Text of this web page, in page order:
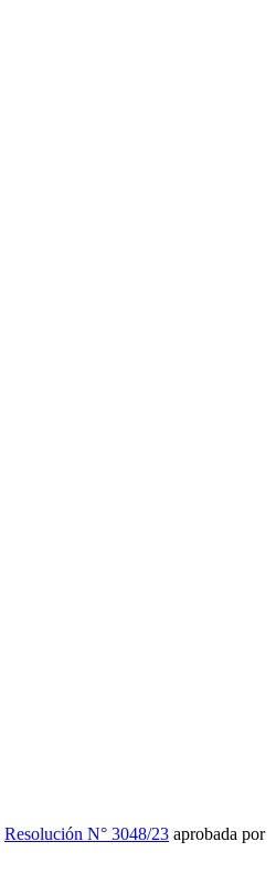
Resolución N° 3048/23 aprobada por